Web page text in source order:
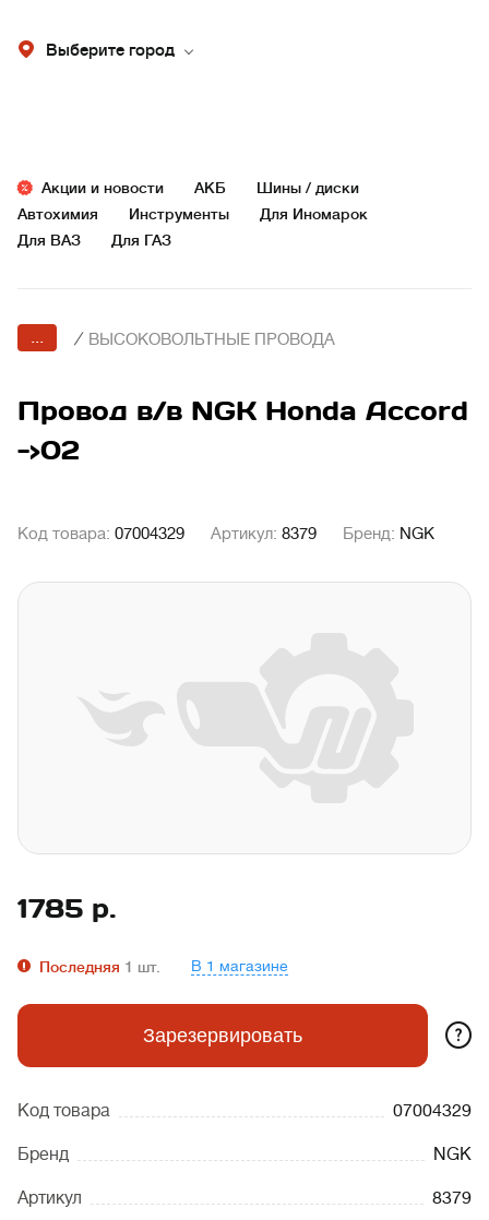
Выберите город
Акции и новости АКБ
Шины / диски
Автохимия
Инструменты
Для Иномарок
Для ВАЗ
Для ГАЗ
... / ВЫСОКОВОЛЬТНЫЕ ПРОВОДА
Провод в/в NGK Honda Accord
->02
Код товара: 07004329 Артикул: 8379 Бренд: NGK
1785 р.
Последняя 1 шт. В 1 магазине
Зарезервировать ?
Код товара 07004329
Бренд NGK
Артикул 8379